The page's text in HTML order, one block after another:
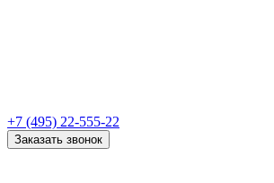
+7 (495) 22-555-22
Заказать звонок